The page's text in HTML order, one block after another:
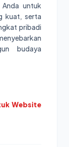
untuk
kuat, serta
pribadi
budaya
Website